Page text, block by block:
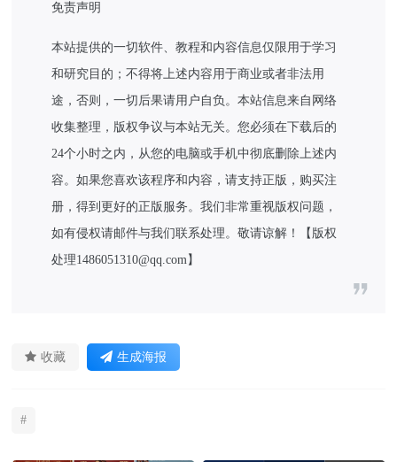
免责声明
本站提供的一切软件、教程和内容信息仅限用于学习
和研究目的；不得将上述内容用于商业或者非法用
途，否则，一切后果请用户自负。本站信息来自网络
收集整理，版权争议与本站无关。您必须在下载后的
24个小时之内，从您的电脑或手机中彻底删除上述内
容。如果您喜欢该程序和内容，请支持正版，购买注
册，得到更好的正版服务。我们非常重视版权问题，
如有侵权请邮件与我们联系处理。敬请谅解！【版权
处理1486051310@qq.com】
收藏 生成海报
#